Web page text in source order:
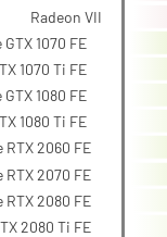
Radeon VII
GTX 1070 FE
1070 Ti FE
GTX 1080 FE
1080 Ti FE
RTX 2060 FE
RTX 2070 FE
RTX 2080 FE
2080 Ti FE